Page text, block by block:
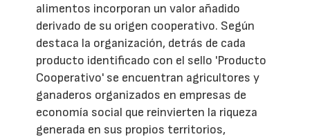
alimentos incorporan un valor añadido
derivado de su origen cooperativo. Según
destaca la organización, detrás de cada
producto identificado con el sello 'Producto
Cooperativo' se encuentran agricultores y
ganaderos organizados en empresas de
economía social que reinvierten la riqueza
generada en sus propios territorios,